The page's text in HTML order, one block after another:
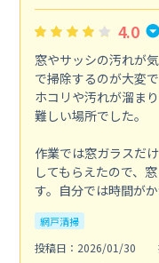
4.0
窓やサッシの汚れが
で掃除するのが大変
ホコリや汚れが溜ま
難しい場所でした。
作業では窓ガラスだ
してもらえたので、
す。自分では時間が
網戸清掃
投稿日：2026/01/30